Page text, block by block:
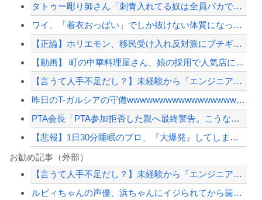
タトゥー彫り師さん「刺青入れてる奴は全員バカです」→30万再生ｗｗｗｗｗｗ
ワイ、「着衣おっばい」でしか抜けない体質になってしまうｗｗｗｗｗ
【正論】ホリエモン、移民受け入れ反対派にブチギレ→スタジオ誰も反論できず沈黙
【動画】 町の中華料理屋さん、娘の採用で人気店になってしまう
【言うて人手不足だし？】未経験から「エンジニア」になるという選択‥‥
昨日のT-ガルシアの守備wwwwwwwwwwwwwwwwwwwwwwwww
PTA会長「PTA参加拒否した親へ最終警告。こうなってもいい？」
【悲報】1日30分睡眠のプロ、『大爆発』してしまった結果・・・・・
タトゥー彫り師さん「刺青入れてる奴は全員バカです」→30万再生ｗｗｗｗｗｗ
発電方法がいまだに「タービンを回す」しかない理由ｗｗｗｗ
お勧め記事（外部）
【言うて人手不足だし？】未経験から「エンジニア」になるという選択‥‥
ルビィちゃんの声優、浜ちゃんにイジられてから歯車が狂いだしてしまうｗｗｗｗｗｗｗ